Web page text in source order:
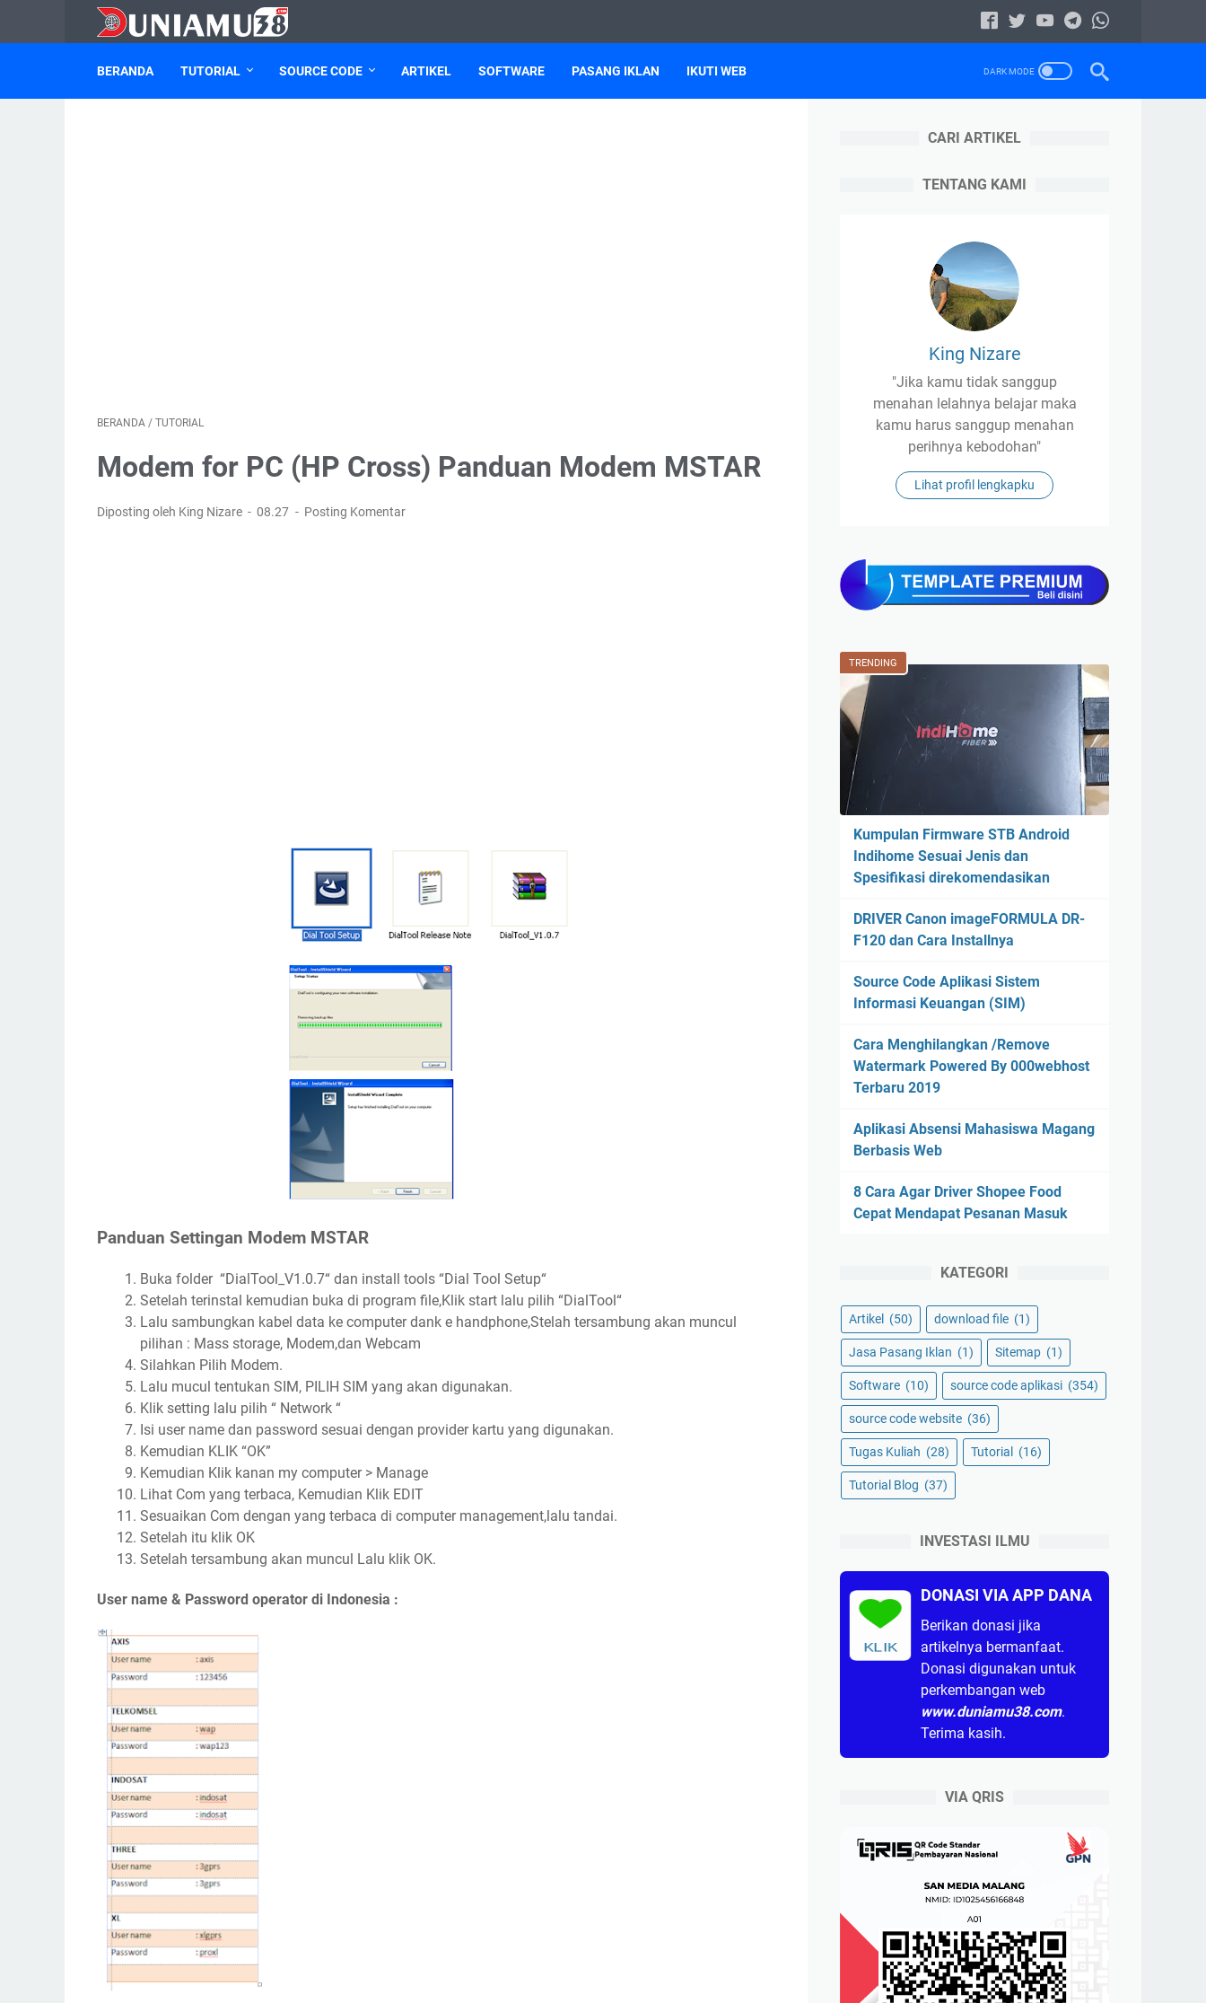
BERANDA TUTORIAL SOURCE CODE ARTIKEL SOFTWARE PASANG IKLAN IKUTI WEB
BERANDA / TUTORIAL
Modem for PC (HP Cross) Panduan Modem MSTAR
Diposting oleh King Nizare 08.27 Posting Komentar
Panduan Settingan Modem MSTAR
Buka folder “DialTool_V1.0.7“ dan install tools “Dial Tool Setup“
Setelah terinstal kemudian buka di program file,Klik start lalu pilih “DialTool“
Lalu sambungkan kabel data ke computer dank e handphone,Stelah tersambung akan muncul
pilihan : Mass storage, Modem,dan Webcam
Silahkan Pilih Modem.
Lalu mucul tentukan SIM, PILIH SIM yang akan digunakan.
Klik setting lalu pilih “ Network “
Isi user name dan password sesuai dengan provider kartu yang digunakan.
Kemudian KLIK “OK”
Kemudian Klik kanan my computer > Manage
Lihat Com yang terbaca, Kemudian Klik EDIT
Sesuaikan Com dengan yang terbaca di computer management,lalu tandai.
Setelah itu klik OK
Setelah tersambung akan muncul Lalu klik OK.
User name & Password operator di Indonesia :
CARI ARTIKEL
TENTANG KAMI
King Nizare
"Jika kamu tidak sanggup
menahan lelahnya belajar maka
kamu harus sanggup menahan
perihnya kebodohan"
Lihat profil lengkapku
TRENDING
Kumpulan Firmware STB Android
Indihome Sesuai Jenis dan
Spesifikasi direkomendasikan
DRIVER Canon imageFORMULA DR-
F120 dan Cara Installnya
Source Code Aplikasi Sistem
Informasi Keuangan (SIM)
Cara Menghilangkan /Remove
Watermark Powered By 000webhost
Terbaru 2019
Aplikasi Absensi Mahasiswa Magang
Berbasis Web
8 Cara Agar Driver Shopee Food
Cepat Mendapat Pesanan Masuk
KATEGORI
Artikel (50) download file (1)
Jasa Pasang Iklan (1) Sitemap (1)
Software (10) source code aplikasi (354)
source code website (36)
Tugas Kuliah (28) Tutorial (16)
Tutorial Blog (37)
INVESTASI ILMU
KLIK
DONASI VIA APP DANA
Berikan donasi jika
artikelnya bermanfaat.
Donasi digunakan untuk
perkembangan web
www.duniamu38.com.
Terima kasih.
VIA QRIS